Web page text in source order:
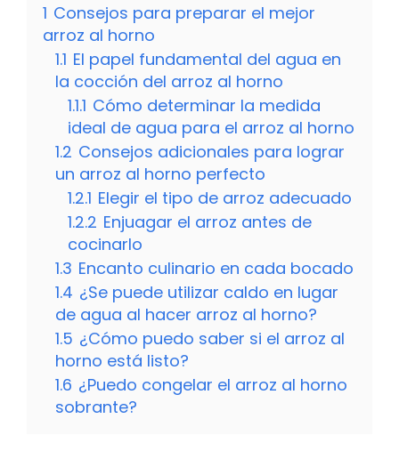
1 Consejos para preparar el mejor
arroz al horno
1.1 El papel fundamental del agua en
la cocción del arroz al horno
1.1.1 Cómo determinar la medida
ideal de agua para el arroz al horno
1.2 Consejos adicionales para lograr
un arroz al horno perfecto
1.2.1 Elegir el tipo de arroz adecuado
1.2.2 Enjuagar el arroz antes de
cocinarlo
1.3 Encanto culinario en cada bocado
1.4 ¿Se puede utilizar caldo en lugar
de agua al hacer arroz al horno?
1.5 ¿Cómo puedo saber si el arroz al
horno está listo?
1.6 ¿Puedo congelar el arroz al horno
sobrante?